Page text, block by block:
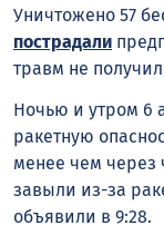
Уничтожено 57
пострадали
травм не
Ночью и утром 6
ракетную
менее чем через
завыли из-за
объявили в 9:28.